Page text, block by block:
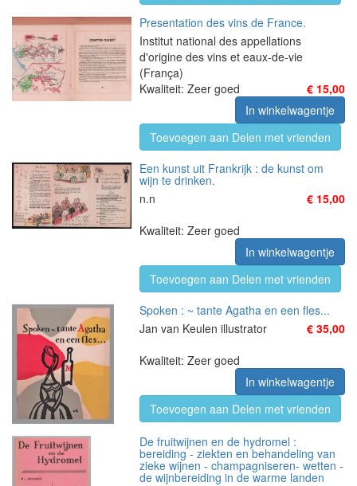
Presentation des vins de France.
Institut national des appellations
d'origine des vins et eaux-de-vie
(França)
€ 15,00
Kwaliteit: Zeer goed
In winkelwagentje
Toevoegen aan Delen met vrienden
Een kunst uit Frankrijk : de kunst om
wijn te drinken.
n.n
€ 15,00
Kwaliteit: Zeer goed
In winkelwagentje
Toevoegen aan Delen met vrienden
Spoken : ~ tante Agatha en een fles...
Jan van Keulen illustrator
€ 35,00
Kwaliteit: Zeer goed
In winkelwagentje
Toevoegen aan Delen met vrienden
De fruitwijnen en de hydromel :
bereiding - ziekten en behandeling van
zieke wijnen - champagniseren- wetten -
de wijnbereiding in de warme landen